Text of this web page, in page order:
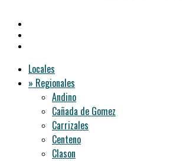
Locales
» Regionales
Andino
Cañada de Gomez
Carrizales
Centeno
Clason